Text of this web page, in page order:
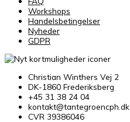
Workshops
Handelsbetingelser
Nyheder
GDPR
Christian Winthers Vej 2
DK-1860 Frederiksberg
+45 31 38 24 04
kontakt@tantegroencph.dk
CVR 39386046